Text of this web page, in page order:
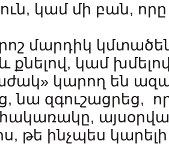
կամ մի բան, որը
մարդիկ
քնելով, կամ
կարող են
նա զգուշացրեց,
թե ինչպես